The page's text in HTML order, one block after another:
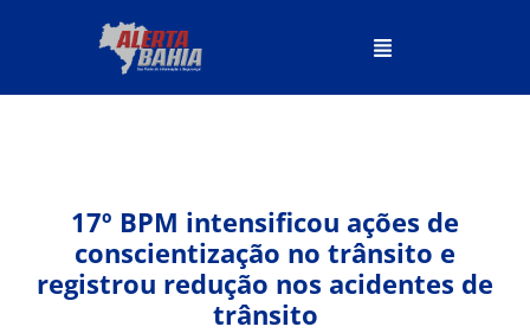
17º BPM intensificou ações de
conscientização no trânsito e
registrou redução nos acidentes de
trânsito